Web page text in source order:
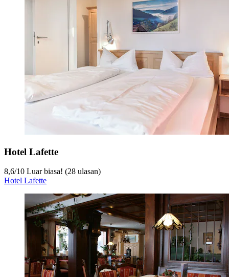
Hotel Lafette
8,6/10 Luar biasa! (28 ulasan)
Hotel Lafette